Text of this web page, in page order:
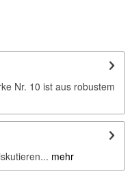
Nr. 10 ist aus robustem
mehr